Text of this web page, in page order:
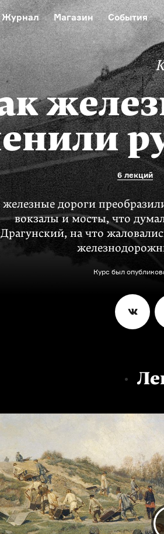
Журнал Магазин События
Еврейский музей Новая
русской культуры
Русский
Русское искусство XX века
6 лекций
железные дороги
вокзалы и мосты, что
на что
Курс был